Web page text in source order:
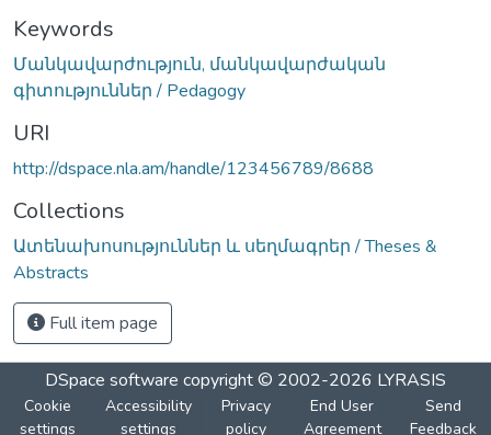
Keywords
Մանկավարժություն, մանկավարժական
գիտություններ / Pedagogy
URI
http://dspace.nla.am/handle/123456789/8688
Collections
Ատենախոսություններ և սեղմագրեր / Theses &
Abstracts
Full item page
DSpace software copyright © 2002-2026 LYRASIS
Cookie
settings
Accessibility
settings
Privacy
policy
End User
Agreement
Send
Feedback